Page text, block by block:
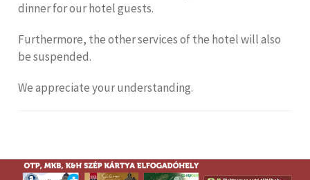
dinner for our hotel guests.
Furthermore, the other services of the hotel will also
be suspended.
We appreciate your understanding.